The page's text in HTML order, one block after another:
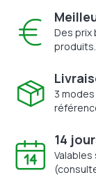
Des prix
produits.
3
14